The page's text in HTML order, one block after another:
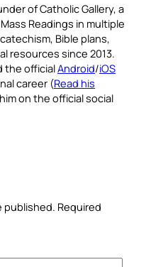
of Catholic Gallery, a
Readings in multiple
Bible plans,
resources since 2013.
the officialAndroid/iOS
career (Read his
on the official social
published. Required